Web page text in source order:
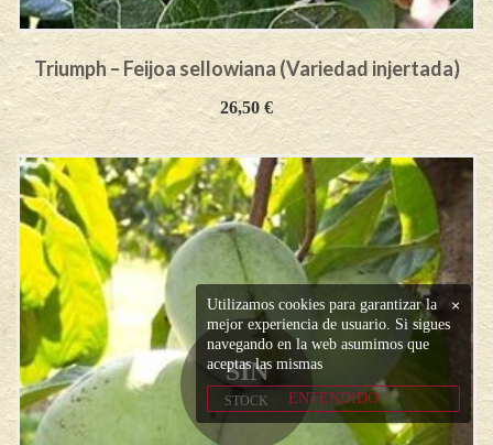
Triumph – Feijoa sellowiana (Variedad injertada)
26,50 €
SIN
STOCK
×
Utilizamos cookies para garantizar la
mejor experiencia de usuario. Si sigues
navegando en la web asumimos que
aceptas las mismas
ENTENDIDO